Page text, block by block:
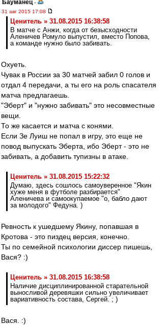
Бауманец -
31 авг 2015 17:08
Ценитель » 31.08.2015 16:38:58
В матче с Анжи, когда от безысходности
Аленичев Ромуло выпустил, вместо Попова,
а команде нужно было забивать.
Охуеть.
Чувак в России за 30 матчей забил 0 голов и
отдал 4 передачи, а ты его на роль спасателя
матча предлагаешь.
"Эберт" и "нужно забивать" это несовместные
вещи.
То же касается и матча с конями.
Если Зе Луиш не попал в игру, это еще не
повод выпускать Эберта, ибо Эберт - это не
забивать, а добавить тупизны в атаке.
Ценитель » 31.08.2015 15:22:32
Думаю, здесь сошлось самоуверенное "Якин
хуже меня в футболе разбирается"
Аленичева и самоокупаемое "о, бабло дают
за молодого" Федуна. )
Ревность к ушедшему Якину, попавшая в
Кротова - это пиздец версия, конечно.
Ты по семейной психологии диссер пишешь,
Вася? :)
Ценитель » 31.08.2015 16:38:58
Наличие дисциплинированной старательной
выносливой деревяшки сильно увеличивает
вариативность состава, Сергей. ; )
Вася. :)